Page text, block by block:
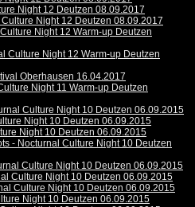
Night 12 Deutzen 08.09.2017
Night 12 Deutzen 08.09.2017
Night 12 Warm-up Deutzen
Culture Night 12 Warm-up Deutzen
Oberhausen 16.04.2017
Night 11 Warm-up Deutzen
Culture Night 10 Deutzen 06.09.2015
Night 10 Deutzen 06.09.2015
Night 10 Deutzen 06.09.2015
- Nocturnal Culture Night 10 Deutzen
Culture Night 10 Deutzen 06.09.2015
Culture Night 10 Deutzen 06.09.2015
Culture Night 10 Deutzen 06.09.2015
Night 10 Deutzen 06.09.2015